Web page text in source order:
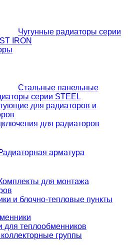
Чугунные радиаторы серии
IRON
Стальные панельные
серии STEEL
для радиаторов и
для радиаторов
арматура
для монтажа
и блочно-тепловые пункты
для теплообменников
группы